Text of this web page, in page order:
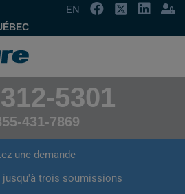
EN
5301
431-7869
une demande
jusqu'à trois soumissions